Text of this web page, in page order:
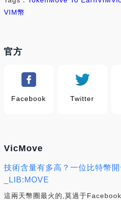
VIM幣
官方
Facebook Twitter
VicMove
技術含量有多高？一位比特幣
_LIB:MOVE
這兩天幣圈最火的,莫過于